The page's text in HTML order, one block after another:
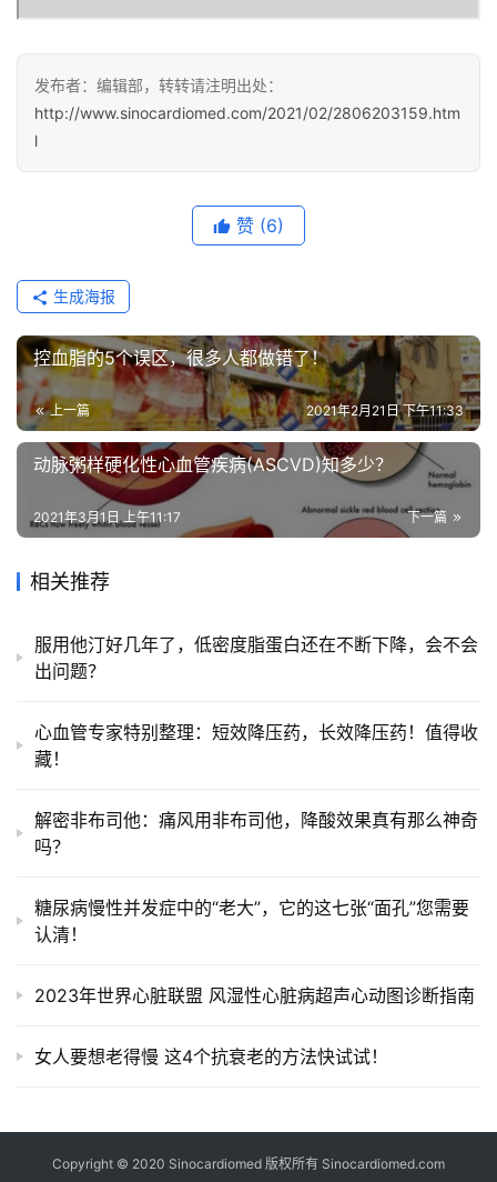
建
心
管
血
管
专
题
血
管
健
康
问
诊
区
发布者：编辑部，转转请注明出处：
http://www.sinocardiomed.com/2021/02/2806203159.htm
l
赞 (6)
生成海报
控血脂的5个误区，很多人都做错了！
上一篇 2021年2月21日 下午11:33
动脉粥样硬化性心血管疾病(ASCVD)知多少？
下一篇
2021年3月1日 上午11:17
相关推荐
服用他汀好几年了，低密度脂蛋白还在不断下降，会不会
出问题？
心血管专家特别整理：短效降压药，长效降压药！值得收
藏！
解密非布司他：痛风用非布司他，降酸效果真有那么神奇
吗？
糖尿病慢性并发症中的“老大”，它的这七张“面孔”您需要
认清！
2023年世界心脏联盟 风湿性心脏病超声心动图诊断指南
女人要想老得慢 这4个抗衰老的方法快试试！
Copyright © 2020 Sinocardiomed 版权所有 Sinocardiomed.com